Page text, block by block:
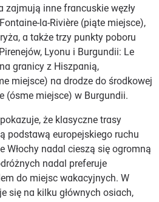
zajmują inne francuskie węzły
la-Rivière (piąte miejsce),
a także trzy punkty poboru
Lyonu i Burgundii: Le
granicy z Hiszpanią,
miejsce) na drodze do środkowej
(ósme miejsce) w Burgundii.
że klasyczne trasy
podstawą europejskiego ruchu
Włochy nadal cieszą się ogromną
nadal preferuje
do miejsc wakacyjnych. W
się na kilku głównych osiach,